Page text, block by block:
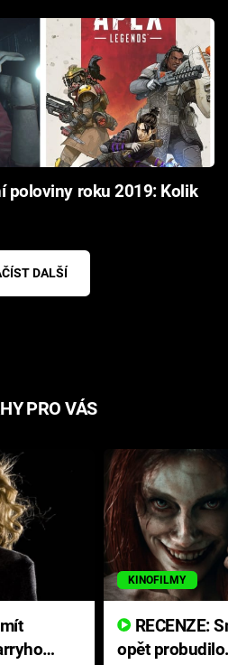
poloviny roku 2019: Kolik
DALŠÍ
PRO VÁS
KINOFILMY
opět